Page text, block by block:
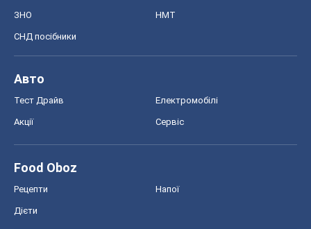
ЗНО НМТ
СНД посібники
Авто
Тест Драйв Електромобілі
Акції Сервіс
Food Oboz
Рецепти Напої
Дієти